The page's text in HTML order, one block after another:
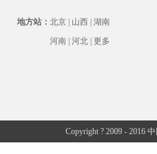
地方站： 北京 山西 湖南
河南 河北 更多
Copyright ? 2009 - 2016